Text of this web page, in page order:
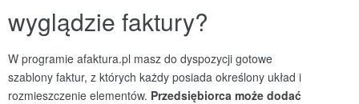
wyglądzie faktury?
W programie afaktura.pl masz do dyspozycji gotowe
szablony faktur, z których każdy posiada określony układ i
rozmieszczenie elementów. Przedsiębiorca może dodać